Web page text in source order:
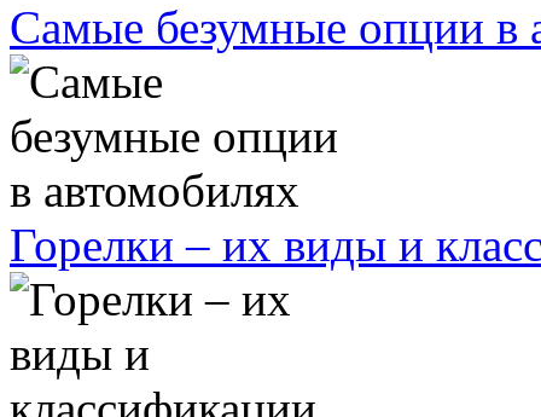
Самые безумные опции в
Горелки – их виды и